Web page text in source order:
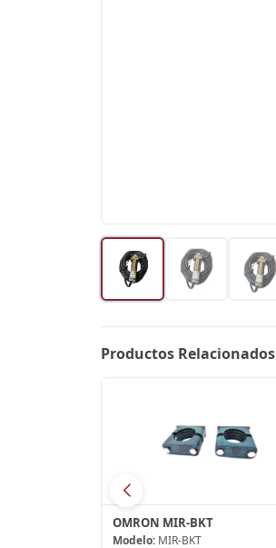
Productos Relacionados
OMRON MIR-BKT
Modelo:MIR-BKT